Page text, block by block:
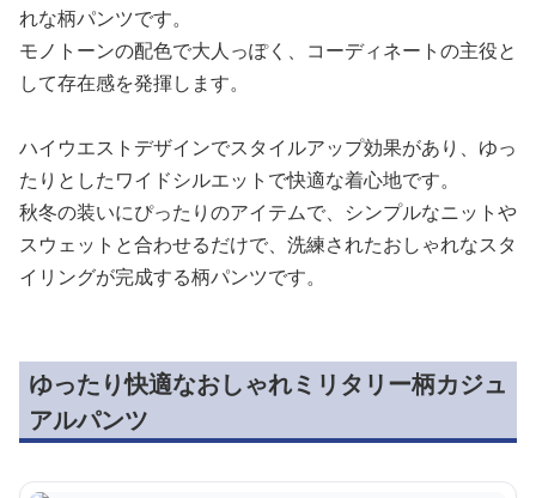
れな柄パンツです。
モノトーンの配色で大人っぽく、コーディネートの主役と
して存在感を発揮します。
ハイウエストデザインでスタイルアップ効果があり、ゆっ
たりとしたワイドシルエットで快適な着心地です。
秋冬の装いにぴったりのアイテムで、シンプルなニットや
スウェットと合わせるだけで、洗練されたおしゃれなスタ
イリングが完成する柄パンツです。
ゆったり快適なおしゃれミリタリー柄カジュ
アルパンツ